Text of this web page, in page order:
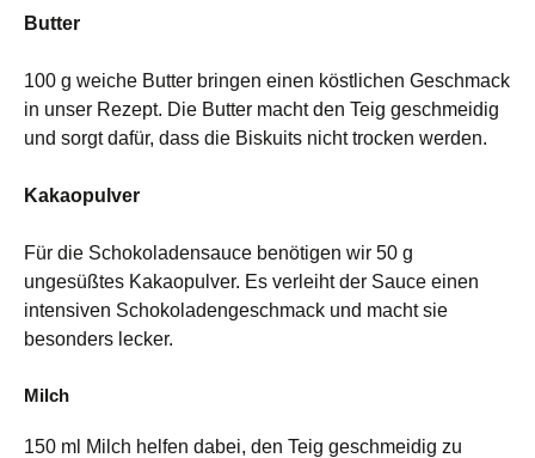
Butter
100 g weiche Butter bringen einen köstlichen Geschmack
in unser Rezept. Die Butter macht den Teig geschmeidig
und sorgt dafür, dass die Biskuits nicht trocken werden.
Kakaopulver
Für die Schokoladensauce benötigen wir 50 g
ungesüßtes Kakaopulver. Es verleiht der Sauce einen
intensiven Schokoladengeschmack und macht sie
besonders lecker.
Milch
150 ml Milch helfen dabei, den Teig geschmeidig zu